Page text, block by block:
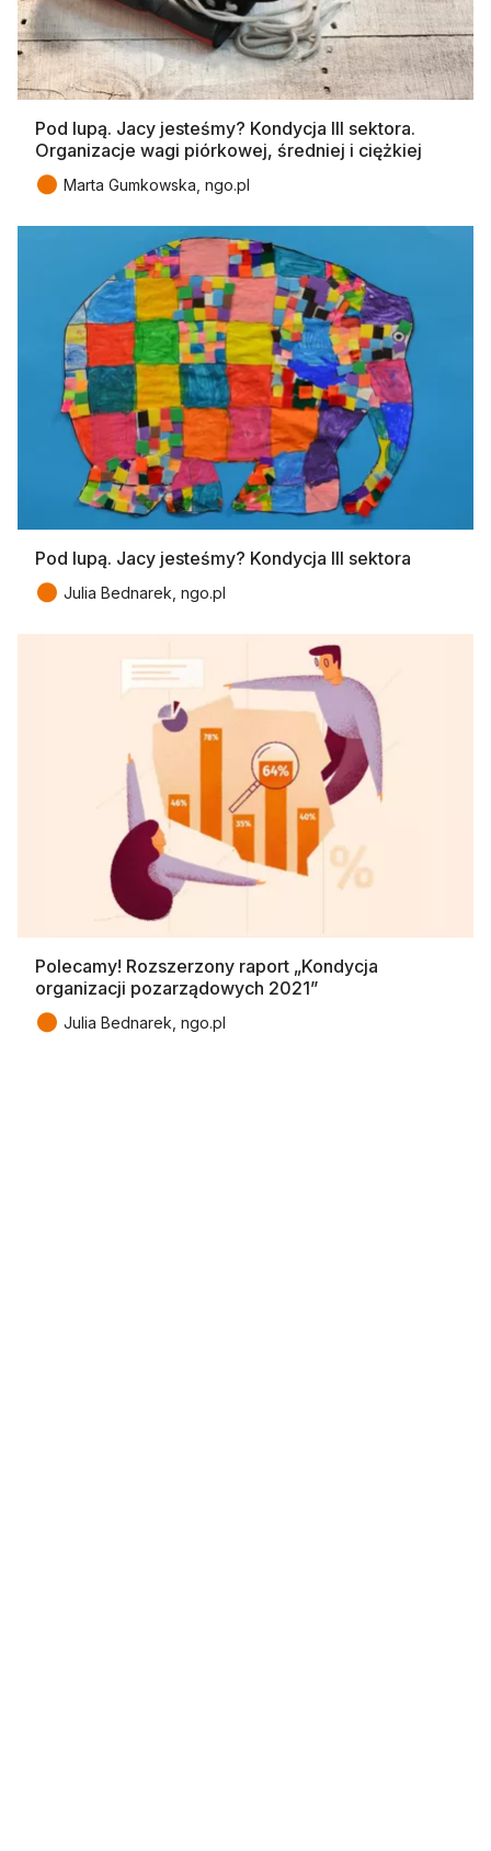
Pod lupą. Jacy jesteśmy? Kondycja III sektora.
Organizacje wagi piórkowej, średniej i ciężkiej
● Marta Gumkowska, ngo.pl
Pod lupą. Jacy jesteśmy? Kondycja III sektora
● Julia Bednarek, ngo.pl
Polecamy! Rozszerzony raport „Kondycja
organizacji pozarządowych 2021”
● Julia Bednarek, ngo.pl